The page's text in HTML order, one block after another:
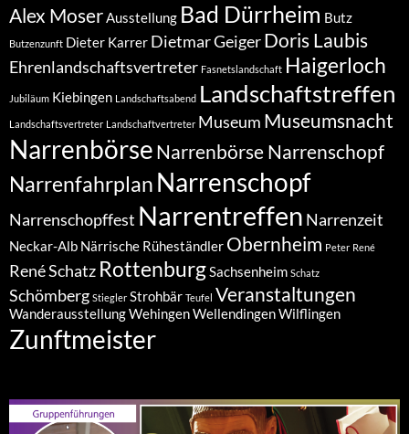
Alex MoserAusstellung Bad Dürrheim Butz
Butzenzunft Dieter Karrer Dietmar GeigerDoris Laubis
Ehrenlandschaftsvertreter Fasnetslandschaft Haigerloch
Jubiläum Kiebingen Landschaftsabend Landschaftstreffen
Landschaftsvertreter Landschaftvertreter Museum Museumsnacht
Narrenbörse Narrenbörse Narrenschopf
Narrenfahrplan Narrenschopf
Narrenschopffest Narrentreffen Narrenzeit
Neckar-Alb Närrische Rüheständler Obernheim Peter René
René Schatz RottenburgSachsenheim Schatz
Schömberg Stiegler Strohbär Teufel Veranstaltungen
WanderausstellungWehingenWellendingenWilflingen
Zunftmeister